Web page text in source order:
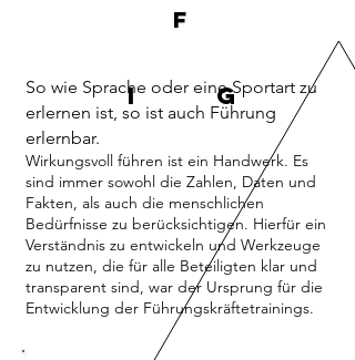
F
​​So wie Sprache oder eine Sportart zu
erlernen ist, so ist auch Führung
erlernbar.
Wirkungsvoll führen ist ein Handwerk. Es
sind immer sowohl die Zahlen, Daten und
Fakten, als auch die menschlichen
Bedürfnisse zu berücksichtigen. Hierfür ein
Verständnis zu entwickeln und Werkzeuge
zu nutzen, die für alle Beteiligten klar und
transparent sind, war der Ursprung für die
Entwicklung der Führungskräftetrainings.
I G